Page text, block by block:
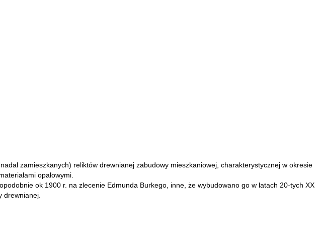
zamieszkanych) reliktów drewnianej zabudowy mieszkaniowej, charakterystycznej w okresie
opałowymi.
ok 1900 r. na zlecenie Edmunda Burkego, inne, że wybudowano go w latach 20-tych XX
drewnianej.